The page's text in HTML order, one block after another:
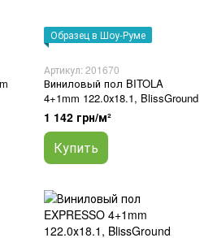
Образец в Шоу-Руме
Артикул: 201670
Виниловый пол BITOLA
4+1mm 122.0х18.1, BlissGround
1 142 грн/м²
Купить